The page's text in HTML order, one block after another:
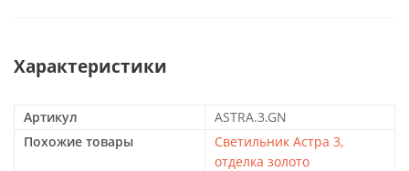
Характеристики
Артикул
ASTRA.3.GN
Похожие товары
Светильник Астра 3,
отделка золото